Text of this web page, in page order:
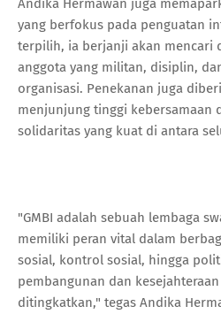
Andika Hermawan juga
yang berfokus pada penguatan
terpilih, ia berjanji akan mencari
anggota yang militan, disiplin,
organisasi. Penekanan juga
menjunjung tinggi kebersamaan
solidaritas yang kuat di antara
"GMBI adalah sebuah lembaga
memiliki peran vital dalam
sosial, kontrol sosial, hingga
pembangunan dan
ditingkatkan," tegas Andika